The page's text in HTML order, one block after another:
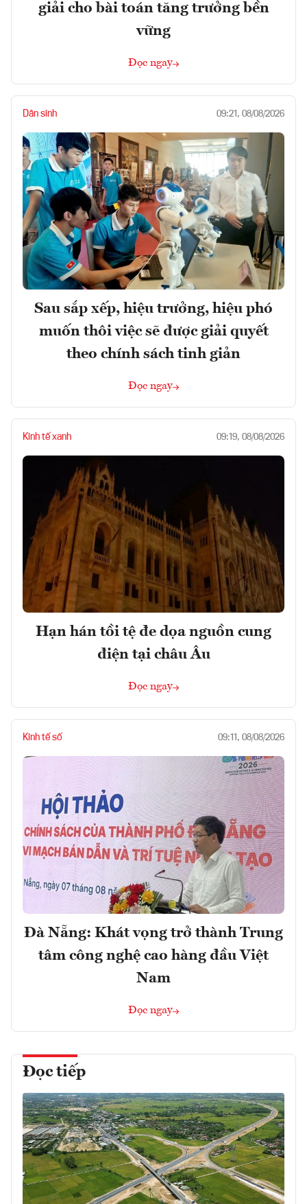
giải cho bài toán tăng trưởng bền
vững
Đọc ngay
Dân sinh 09:21, 08/08/2026
Sau sắp xếp, hiệu trưởng, hiệu phó
muốn thôi việc sẽ được giải quyết
theo chính sách tinh giản
Đọc ngay
Kinh tế xanh 09:19, 08/08/2026
Hạn hán tồi tệ đe dọa nguồn cung
điện tại châu Âu
Đọc ngay
Kinh tế số 09:11, 08/08/2026
Đà Nẵng: Khát vọng trở thành Trung
tâm công nghệ cao hàng đầu Việt
Nam
Đọc ngay
Đọc tiếp